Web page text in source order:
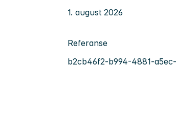
1. august 2026
Referanse
b2cb46f2-b994-4881-